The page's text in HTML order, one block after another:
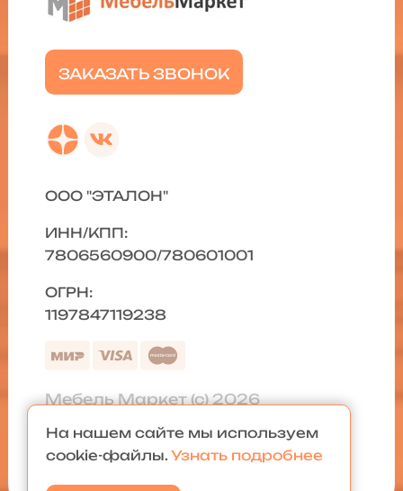
ЗАКАЗАТЬ ЗВОНОК
ООО "ЭТАЛОН"
ИНН/КПП:
7806560900/780601001
ОГРН:
1197847119238
Мебель Маркет (с) 2026
Политика конфиденциальности
Карта сайта
На нашем сайте мы используем
cookie-файлы. Узнать подробнее